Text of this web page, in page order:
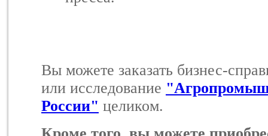
Вы можете заказать бизнес-
или исследование
России" целиком.